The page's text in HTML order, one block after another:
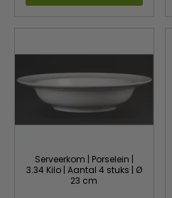
Serveerkom | Porselein |
3.34 Kilo | Aantal 4 stuks | Ø
23 cm